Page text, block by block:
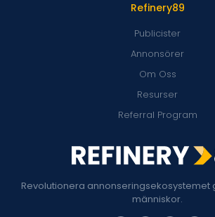
Revolutionera annonseringsekosystemet
människor.
Refinery89
Publicister
Annonsörer
Om Oss
Resurser
Referral Program